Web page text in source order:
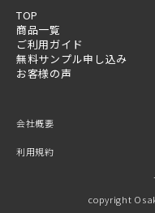
TOP
商品一覧
ご利用ガイド
無料サンプル申し込み
お客様の声
会社概要
利用規約
copyright